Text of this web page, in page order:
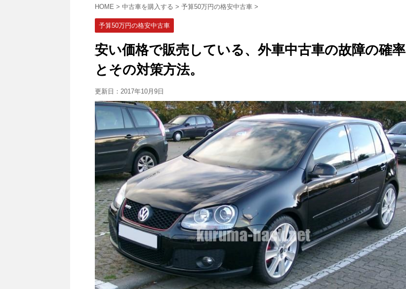
HOME > 中古車を購入する > 予算50万円の格安中古車 >
予算50万円の格安中古車
安い価格で販売している、外車中古車の故障の確率
とその対策方法。
更新日： 2017年10月9日